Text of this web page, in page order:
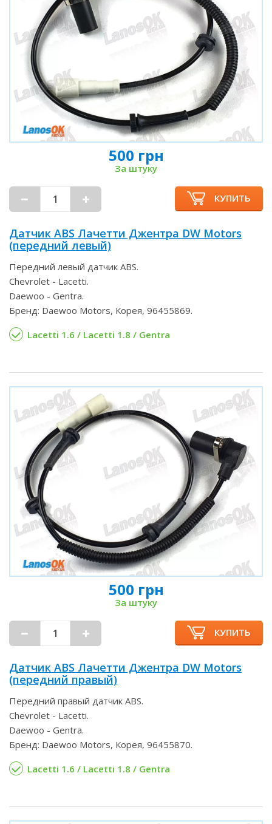
500 грн
За штуку
КУПИТЬ
Датчик ABS Лачетти Джентра DW Motors
(передний левый)
Передний левый датчик ABS.
Chevrolet - Lacetti.
Daewoo - Gentra.
Бренд: Daewoo Motors, Корея, 96455869.
Lacetti 1.6 / Lacetti 1.8 / Gentra
500 грн
За штуку
КУПИТЬ
Датчик ABS Лачетти Джентра DW Motors
(передний правый)
Передний правый датчик ABS.
Chevrolet - Lacetti.
Daewoo - Gentra.
Бренд: Daewoo Motors, Корея, 96455870.
Lacetti 1.6 / Lacetti 1.8 / Gentra